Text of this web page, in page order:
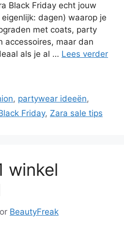
Black Friday echt jouw
dagen) waarop je
met coats, party
accessoires, maar dan
als je al … Lees verder
, partywear ideeën,
Friday, Zara sale tips
winkel
BeautyFreak